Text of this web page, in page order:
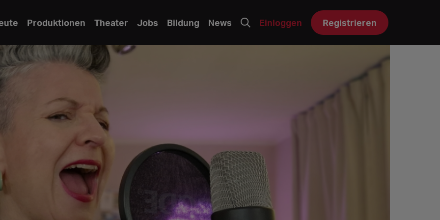
Produktionen Theater Jobs Bildung News Einloggen Registrieren